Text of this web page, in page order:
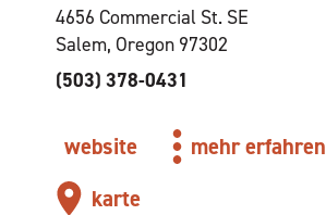
4656 Commercial St. SE
Salem, Oregon 97302
(503) 378-0431
website
mehr erfahren
karte